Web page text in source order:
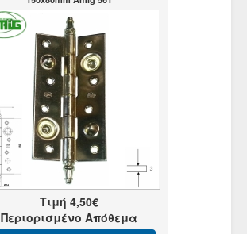
Τιμή 4,50€
Περιορισμένο Απόθεμα